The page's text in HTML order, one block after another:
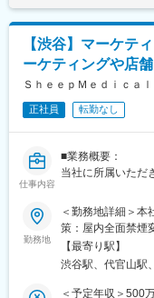
立案し、自分の運
び、売上が上がっ
変更の範囲：会社
矯正器具の製造・
キレイライン矯正
ち上げを行った医
マーケティング会
なる人を増やした
『高額でハードル
方の歯の悩みを解
万人以上の患者様
2022年6月にマー
SheepMedical
設立し、キレイラ
患者様を笑顔にす
変更の範囲：会社
【渋谷】マーケテ
ーケティングや店
ＳｈｅｅｐＭｅｄｉｃａ
正社員 転勤なし
仕事内容
■業務概要：
当社に所属いただ
■業務内容詳細：
◇2名～のチームマ
◇予実管理
◇予算計画策定
◇マーケティング
勤務地
＜勤務地詳細＞本
策：屋内全面禁煙
ーク含む）
【最寄り駅】
渋谷駅、代官山駅
＜予定年収＞500